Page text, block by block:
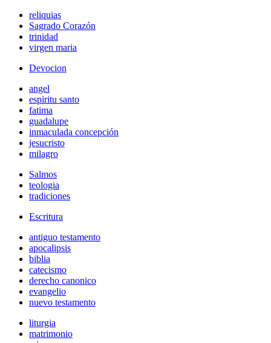
reliquias
Sagrado Corazón
trinidad
virgen maria
Devocion
angel
espiritu santo
fatima
guadalupe
inmaculada concepción
jesucristo
milagro
Salmos
teologia
tradiciones
Escritura
antiguo testamento
apocalipsis
biblia
catecismo
derecho canonico
evangelio
nuevo testamento
liturgia
matrimonio